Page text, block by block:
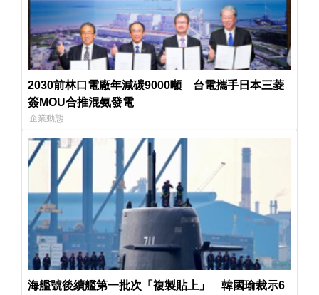
2030前林口電廠年減碳9000噸 台電攜手日本三菱
簽MOU合推混氨發電
企業動態
海艦號後續艦第一批次「複製貼上」 韓國瑜裁示6